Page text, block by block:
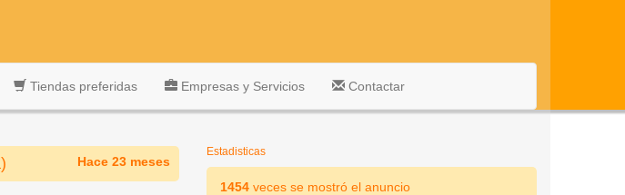
Tiendas preferidas Empresas y Servicios Contactar
Hace 23 meses
Estadisticas
1454veces se mostró el anuncio